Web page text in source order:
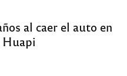
al caer el auto en
Huapi